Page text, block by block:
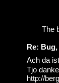
The
Re:
Ach da
Tjo
http://